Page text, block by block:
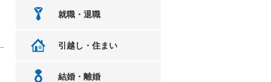
就職・退職
引越し・住まい
結婚・離婚